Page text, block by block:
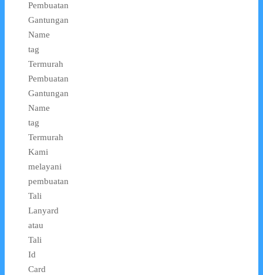
Pembuatan
Gantungan
Name
tag
Termurah
Pembuatan
Gantungan
Name
tag
Termurah
Kami
melayani
pembuatan
Tali
Lanyard
atau
Tali
Id
Card